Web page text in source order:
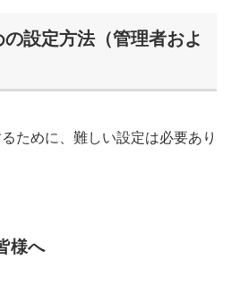
設定方法（管理者およ
ために、難しい設定は必要あり
様へ